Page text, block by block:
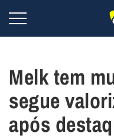
Melk tem
segue
após